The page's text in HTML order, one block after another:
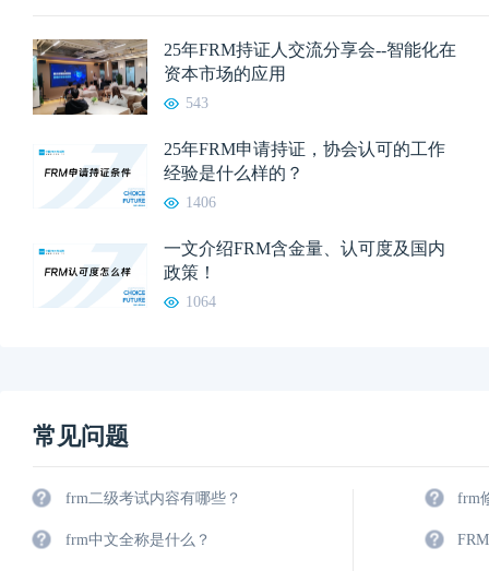
25年FRM持证人交流分享会--智能化在
资本市场的应用
543
25年FRM申请持证，协会认可的工作
经验是什么样的？
1406
一文介绍FRM含金量、认可度及国内
政策！
1064
常见问题
frm二级考试内容有哪些？
frm中文全称是什么？
frm